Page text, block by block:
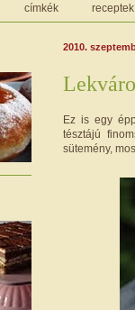
címkék
2010.
Ez is egy
tésztájú
sütemény,